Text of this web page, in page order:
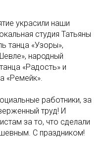
украсили наши
студия Татьяны
танца «Узоры»,
народный
«Радость» и
«Ремейк».
работники, за
труд! И
за то, что сделали
С праздником!